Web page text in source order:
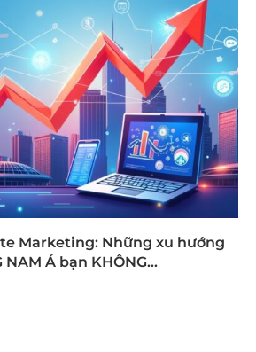
Marketing: Những xu hướng
NAM Á bạn KHÔNG...